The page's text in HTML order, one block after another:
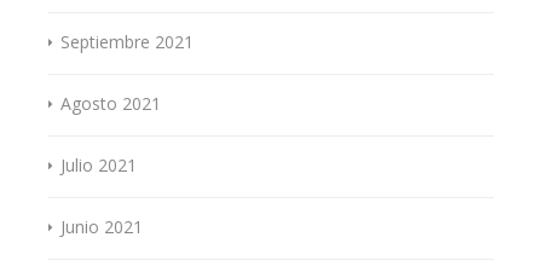
Septiembre 2021
Agosto 2021
Julio 2021
Junio 2021